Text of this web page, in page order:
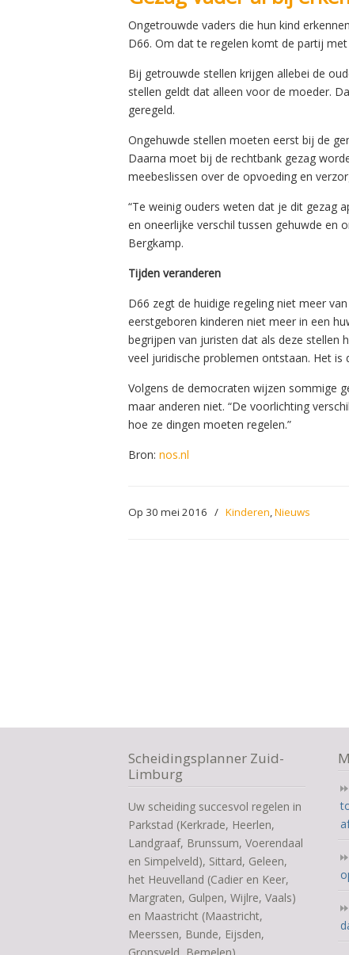
Ongetrouwde vaders die hun kind
D66. Om dat te regelen komt de partij
Bij getrouwde stellen krijgen allebei de
stellen geldt dat alleen voor de moeder.
geregeld.
Ongehuwde stellen moeten eerst bij de
Daarna moet bij de rechtbank gezag
meebeslissen over de opvoeding en
“Te weinig ouders weten dat je dit gezag
en oneerlijke verschil tussen gehuwde en
Bergkamp.
Tijden veranderen
D66 zegt de huidige regeling niet meer
eerstgeboren kinderen niet meer in een
begrijpen van juristen dat als deze stellen
veel juridische problemen ontstaan. Het is
Volgens de democraten wijzen sommige
maar anderen niet. “De voorlichting
hoe ze dingen moeten regelen.”
Bron: nos.nl
Op 30 mei 2016 / Kinderen,Nieuws
Scheidingsplanner Zuid-
Limburg
Uw scheiding succesvol regelen in
Parkstad (Kerkrade, Heerlen,
Landgraaf, Brunssum, Voerendaal
en Simpelveld), Sittard, Geleen,
het Heuvelland (Cadier en Keer,
Margraten, Gulpen, Wijlre, Vaals)
en Maastricht (Maastricht,
Meerssen, Bunde, Eijsden,